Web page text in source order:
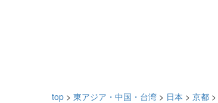
top > 東アジア・中国・台湾 > 日本 > 京都 >